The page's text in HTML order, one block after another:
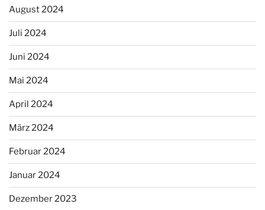
August 2024
Juli 2024
Juni 2024
Mai 2024
April 2024
März 2024
Februar 2024
Januar 2024
Dezember 2023